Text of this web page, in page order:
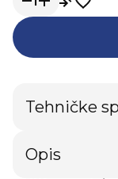
Tehničke
Opis